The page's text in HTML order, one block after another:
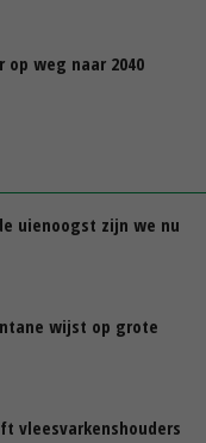
weg naar 2040
uienoogst zijn we nu
wijst op grote
vleesvarkenshouders